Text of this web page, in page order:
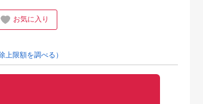
お気に入り
上限額を調べる）